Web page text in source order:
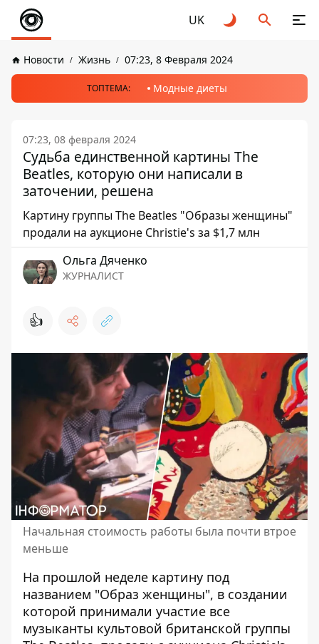
UK
Новости Жизнь 07:23, 8 Февраля 2024
ТОПТЕМА: Модные диеты
07:23, 08 февраля 2024
Судьба единственной картины The
Beatles, которую они написали в
заточении, решена
Картину группы The Beatles "Образы женщины"
продали на аукционе Christie's за $1,7 млн
Ольга Дяченко
ЖУРНАЛИСТ
👍
Начальная стоимость работы была почти втрое
меньше
На прошлой неделе картину под
названием "Образ женщины", в создании
которой принимали участие все
музыканты культовой британской группы